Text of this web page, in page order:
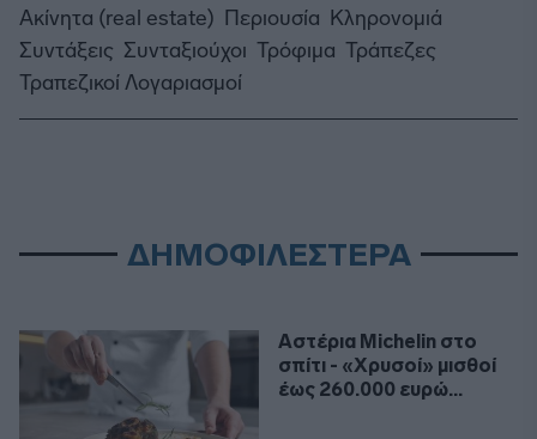
Ακίνητα (real estate) Περιουσία Κληρονομιά
Συντάξεις Συνταξιούχοι Τρόφιμα Τράπεζες
Τραπεζικοί Λογαριασμοί
ΔΗΜΟΦΙΛΕΣΤΕΡΑ
Αστέρια Michelin στο
σπίτι - «Χρυσοί» μισθοί
έως 260.000 ευρώ